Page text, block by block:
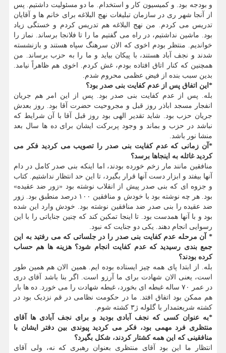
و بودجه بود. و کمیسیون کار و استخدام. ما دو مسئولیت داشتیم. پس
از آنجا شهر ری در سازمان تبلیغات نهج البلاغه برای خانم ها و آقایان
تدریس می کردم. من نهج البلاغه هم تدریس کردم و خستگی زیاد
بود. ماشین نداشتیم، در راه می گفتیم ما را تا فلانجا برساند. نماز را
خواندیم. منتظر بودم اخوی که الان سرهنگ سپاه هستند و بازنشسته
شدند و نجف آباد هستند، با پیکان بیاید و ما را به حزب برساند. من
همچنین که کنار اتاق افتاده بودم، غش کردم. اخوی هم ظاهراً نیامد.
بدین سبب بنده از فیض عظمی محروم شدم.
*این اتفاق پس از عدم کفایت بنی صدر بود؟
بله. پس از عدم کفایت بنی صدر بود. پس از این امر هم جریان
انفجار مسجد اباذر روز قبل و مجروحیت حضرت آقا بود. روز بعدش
جریان حزب بود. شاید تقدیر الهی بود روز قبل آقا با آن شرایط که
نباشد در حزب و بماند و وجود پربرکت ایشان برای ده ها سال بعد
منشا نور باشد.
*آن زمانی که عدم کفایت بنی صدر را تصویب می کردید فکر می
کردید غائله به اینجاها برسد؟
منافقین مانند مار زخم خورده بودند، اما اینکه بنی صدر کامل در دام
آنها بیفتد و ابزار دست آنها قرار بگیرد، تا این حد انتظار نداشتیم. کتاب
و جزوه ای که بنی صدر پیش از انقلاب نوشته بود «زور ضد عقیده»
بود. هر چه نوشته بود با خودش و منافقین ۱۰۰ درصد منطبق بود. زور
ضد عقیده را بنی صدر ضد منافقین نوشته بود. خودش وارد این شده
بود و با آنها همدست بود. تا اینجا تمکین کند که چنین جنایاتی را با این
رسوایی انجام دهند. یکی دو جنایت که نبود.
* آن مرحله عدم کفایت بنی صدر را در جلساتی که می رفتید به این
جمع بندی رسیدید که عدم کفایت انجام شود؟ هزینه ها هم حساب
کرده بودند؟
بله. از ابتدا پای همه چیز ایستاده بوده ایم. همین الان هم همین طور
است، یعنی الان شهادت برای ما آرزو است. اگر بنا باشد آقای دری
در عمر ۷۰ ساله غبطه ای بخورد، غبطه شهادت را می خورد. ده ها بار
هم ممکن بود اتفاق افتد. ما در حکومت نظامی در قم نزدیک بود در
کشته شریعتمدار با گلوله ژ۳ کشته شوم.
*به عنوان کسی که نجف آبادی بودید و برای نجف آبادی ها آقای
منتظری فرد مهمی بود، فکر می کردید پیوندی بین دفتر ایشان با
منافقینی که این همه کشتار کردند، شکل بگیرد؟
انتظار ما این بود آقای منتظری بعنوان رهبری که نه، ولی آقای